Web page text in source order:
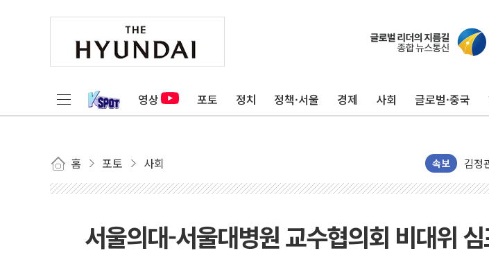
영상 포토 정치 정책·서울 경제 사회 글로벌·중국
홈 포토 사회 속보
구광
뉴욕
뉴욕
청와
[인
러,
서울의대-서울대병원 교수협의회 비대위